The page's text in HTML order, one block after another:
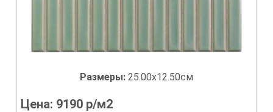
Размеры: 25.00x12.50см
Цена: 9190 р/м2